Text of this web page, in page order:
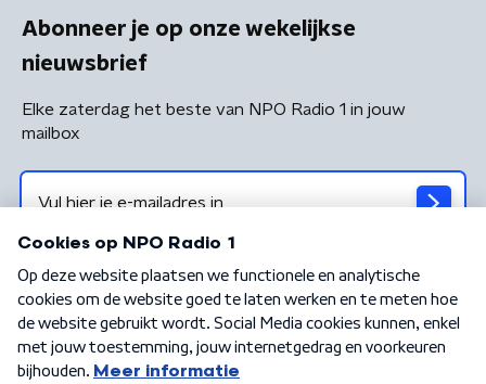
Abonneer je op onze wekelijkse
nieuwsbrief
Elke zaterdag het beste van NPO Radio 1 in jouw
mailbox
Algemene voorwaarden